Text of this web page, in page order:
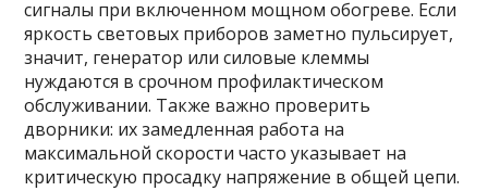
сигналы при включенном мощном обогреве. Если
яркость световых приборов заметно пульсирует,
значит, генератор или силовые клеммы
нуждаются в срочном профилактическом
обслуживании. Также важно проверить
дворники: их замедленная работа на
максимальной скорости часто указывает на
критическую просадку напряжение в общей цепи.